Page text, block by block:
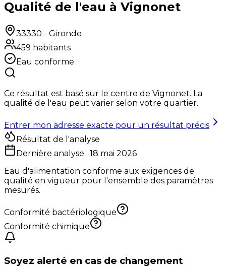
Qualité de l'eau à Vignonet
33330 - Gironde
459 habitants
Eau conforme
Ce résultat est basé sur le centre de Vignonet. La
qualité de l'eau peut varier selon votre quartier.
Entrer mon adresse exacte pour un résultat précis
Résultat de l'analyse
Dernière analyse : 18 mai 2026
Eau d'alimentation conforme aux exigences de
qualité en vigueur pour l'ensemble des paramètres
mesurés.
Conformité bactériologique
Conformité chimique
Soyez alerté en cas de changement